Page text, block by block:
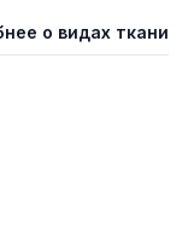
о видах ткани